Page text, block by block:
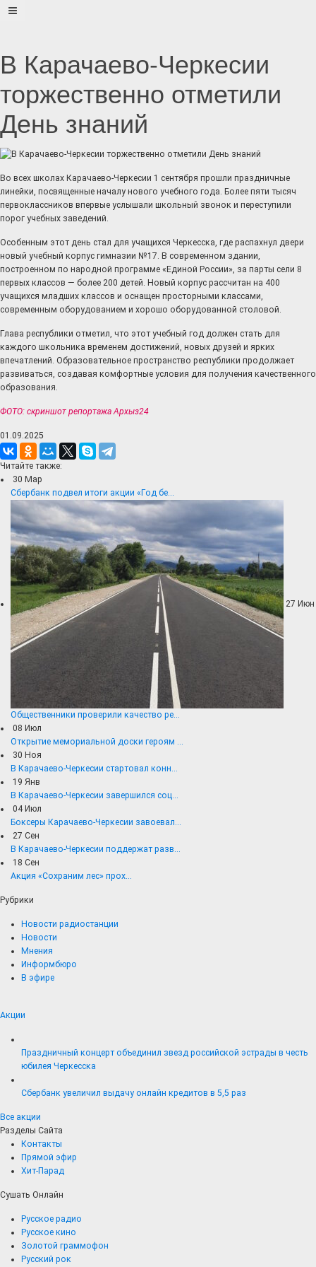
В Карачаево-Черкесии
торжественно отметили
День знаний
Во всех школах Карачаево-Черкесии 1 сентября прошли праздничные
линейки, посвященные началу нового учебного года. Более пяти тысяч
первоклассников впервые услышали школьный звонок и переступили
порог учебных заведений.
Особенным этот день стал для учащихся Черкесска, где распахнул двери
новый учебный корпус гимназии №17. В современном здании,
построенном по народной программе «Единой России», за парты сели 8
первых классов — более 200 детей. Новый корпус рассчитан на 400
учащихся младших классов и оснащен просторными классами,
современным оборудованием и хорошо оборудованной столовой.
Глава республики отметил, что этот учебный год должен стать для
каждого школьника временем достижений, новых друзей и ярких
впечатлений. Образовательное пространство республики продолжает
развиваться, создавая комфортные условия для получения качественного
образования.
ФОТО: скриншот репортажа Архыз24
01.09.2025
Читайте также:
30 Мар
Сбербанк подвел итоги акции «Год бе...
27 Июн
Общественники проверили качество ре...
08 Июл
Открытие мемориальной доски героям ...
30 Ноя
В Карачаево-Черкесии стартовал конн...
19 Янв
В Карачаево-Черкесии завершился соц...
04Июл
Боксеры Карачаево-Черкесии завоевал...
27 Сен
В Карачаево-Черкесии поддержат разв...
18 Сен
Акция «Сохраним лес» прох...
Рубрики
Новости радиостанции
Новости
Мнения
Информбюро
В эфире
Акции
Праздничный концерт объединил звезд российской эстрады в честь
юбилея Черкесска
Сбербанк увеличил выдачу онлайн кредитов в 5,5 раз
Все акции
Разделы Сайта
Контакты
Прямой эфир
Хит-Парад
Сушать Онлайн
Русское радио
Русское кино
Золотой граммофон
Русский рок